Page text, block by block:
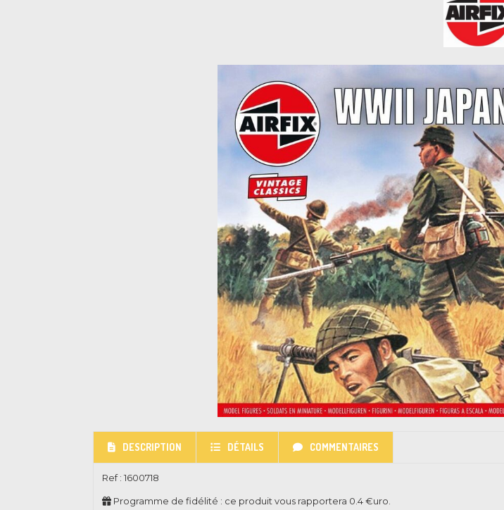
DESCRIPTION DÉTAILS COMMENTAIRES
Ref : 1600718
Programme de fidélité : ce produit vous rapportera 0.4€uro.